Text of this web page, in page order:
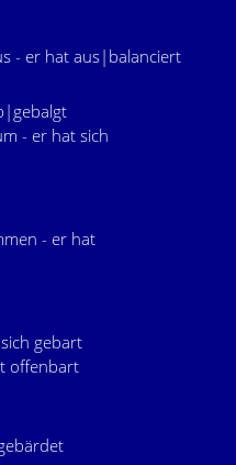
- er hat aus|balanciert
- er hat sich
- er hat
gebart
offenbart